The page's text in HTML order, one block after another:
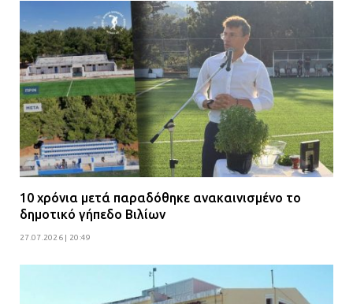
10 χρόνια μετά παραδόθηκε ανακαινισμένο το
δημοτικό γήπεδο Βιλίων
27.07.2026 | 20:49